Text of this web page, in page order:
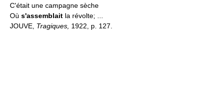
C'était une campagne sèche
Où s'assemblait la révolte; ...
JOUVE, Tragiques, 1922, p. 127.